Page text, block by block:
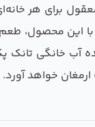
آب خانگی تانک پک مجموعه 3 عددی، ا
این محصول،
خواهد آورد.